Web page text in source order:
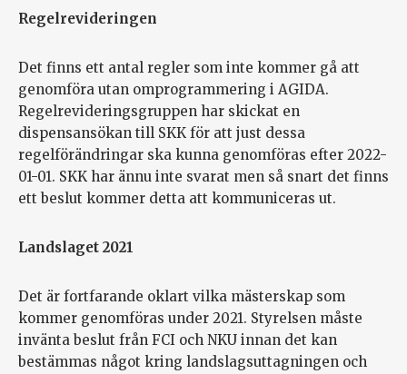
Regelrevideringen
Det finns ett antal regler som inte kommer gå att
genomföra utan omprogrammering i AGIDA.
Regelrevideringsgruppen har skickat en
dispensansökan till SKK för att just dessa
regelförändringar ska kunna genomföras efter 2022-
01-01. SKK har ännu inte svarat men så snart det finns
ett beslut kommer detta att kommuniceras ut.
Landslaget 2021
Det är fortfarande oklart vilka mästerskap som
kommer genomföras under 2021. Styrelsen måste
invänta beslut från FCI och NKU innan det kan
bestämmas något kring landslagsuttagningen och